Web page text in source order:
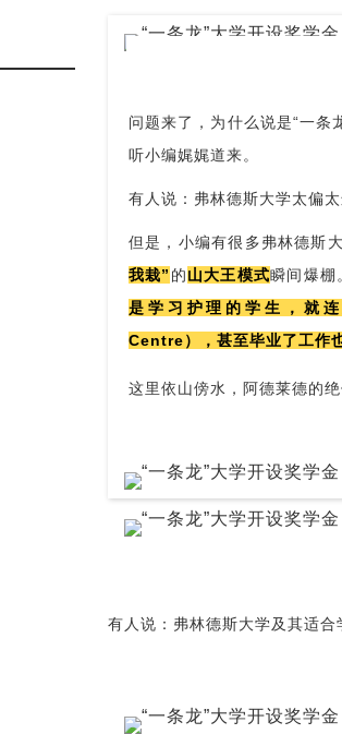
问题来了，为什么说是“一条
听小编娓娓道来。
有人说：弗林德斯大学太偏
但是，小编有很多弗林德斯
我栽” 的山大王模式瞬间爆棚
是学习护理的学生，就
Centre），甚至毕业了工作
这里依山傍水，阿德莱德的绝
有人说： 弗林德斯大学及其适